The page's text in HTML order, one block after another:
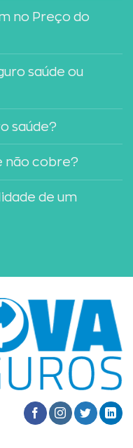
no Preço do
saúde ou
saúde?
não cobre?
de um